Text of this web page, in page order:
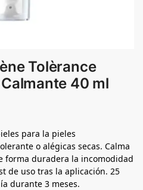
Tolèrance
40 ml
para la pieles
o alégicas secas. Calma
forma duradera la incomodidad
de uso tras la aplicación. 25
durante 3 meses.